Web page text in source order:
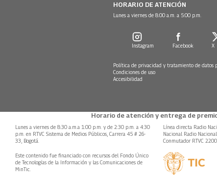
HORARIO DE ATENCIÓN
Lunes a viernes de 8:00 a.m. a 5:00 p.m.
Instagram Facebook X
Política de privacidad y tratamiento de datos
Condiciones de uso
Accesibilidad
Horario de atención y entrega de
Lunes a viernes de 8:30 a.m.a 1:00 p.m. y de 2:30 p.m. a 4:30
p.m. en RTVC Sistema de Medios Públicos, Carrera 45 # 26-
33, Bogotá.
Línea directa Radio
Nacional Radio
Conmutador RTVC
Este contenido fue financiado con recursos del Fondo Único
de Tecnologías de la Información y las Comunicaciones de
MinTic.